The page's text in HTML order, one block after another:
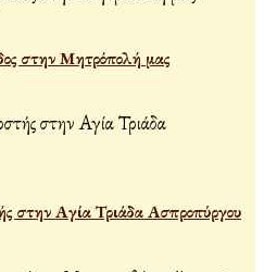
στην Μητρόπολή μας
στην Αγία Τριάδα Ασπροπύργου